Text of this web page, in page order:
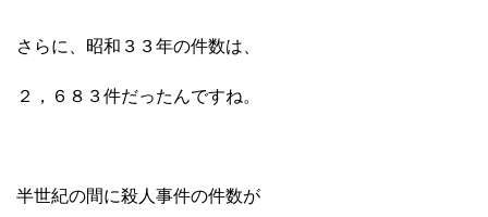
さらに、昭和３３年の件数は、
２，６８３件だったんですね。
半世紀の間に殺人事件の件数が